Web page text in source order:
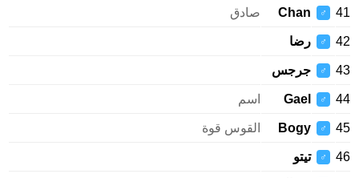
♂
Chan صادق
♂ رضا
♂ جرجس
♂
Gael
♂
Bogy القوس قوة
♂ تيتو